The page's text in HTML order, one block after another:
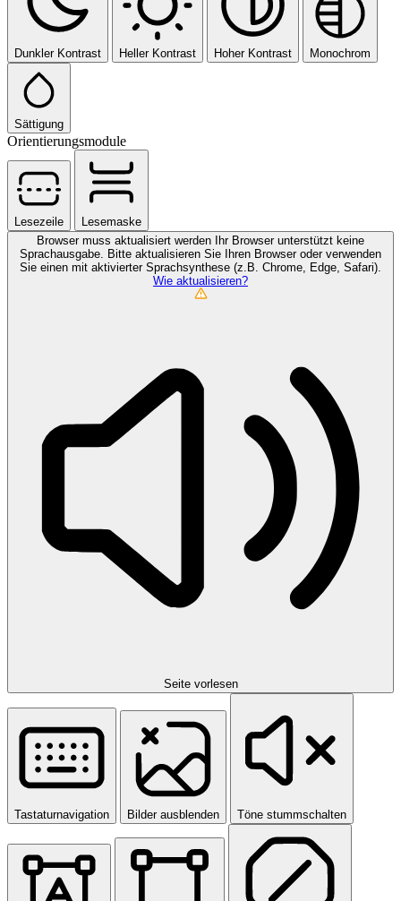
Dunkler Kontrast Heller Kontrast Hoher Kontrast Monochrom
Sättigung
Orientierungsmodule
Lesezeile
Lesemaske
Browser muss aktualisiert werden
Ihr Browser unterstützt keine
Sprachausgabe. Bitte aktualisieren Sie Ihren Browser oder verwenden
Sie einen mit aktivierter Sprachsynthese (z.B. Chrome, Edge, Safari).
Wie aktualisieren?
Seite vorlesen
Tastaturnavigation Bilder ausblenden Töne stummschalten